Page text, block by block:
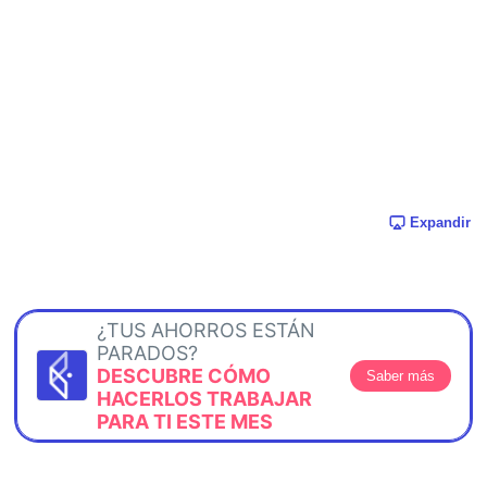
Expandir
¿TUS AHORROS ESTÁN
PARADOS?
DESCUBRE CÓMO
HACERLOS TRABAJAR
PARA TI ESTE MES
Saber más